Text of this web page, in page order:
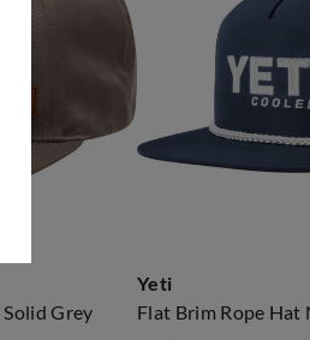
Grey
Yeti
Flat Brim Rope Hat